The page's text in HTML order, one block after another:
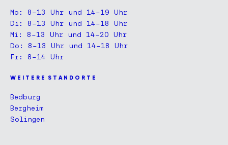
Mo: 8–13 Uhr und 14–19 Uhr
Di: 8–13 Uhr und 14–18 Uhr
Mi: 8–13 Uhr und 14–20 Uhr
Do: 8–13 Uhr und 14–18 Uhr
Fr: 8–14 Uhr
W E I T E R E S T A N D O R T E
Bedburg
Bergheim
Solingen